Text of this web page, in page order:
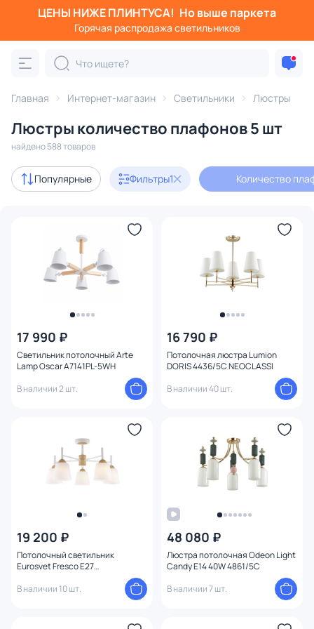
ЦЕНЫ НИЖЕ ПЛИНТУСА! Но выше паркета
Горячая распродажа светильников
Главная Интернет-магазин Светильники Люстры
Люстры количество плафонов 5 шт
найдено 588 товаров
Популярные Фильтры1 Количество
17 990 ₽
Светильник потолочный Arte
Lamp Oscar A7141PL-5WH
В наличии 2 шт.
16 790 ₽
Потолочная люстра Lumion
DORIS 4436/5C NEOCLASSI
В наличии 40 шт.
19 200 ₽
Потолочный светильник
Eurosvet Fresco E27
В наличии 10 шт.
48 080 ₽
Люстра потолочная Odeon Light
Candy E14 40W 4861/5C
В наличии 7 шт.
Фильтры
Категория:
подвесные потолочные светодиодные на штанге
Акции 43
Дизайнерский свет 58
В наличии 391
Цена
От До
Страна
Материал арматуры